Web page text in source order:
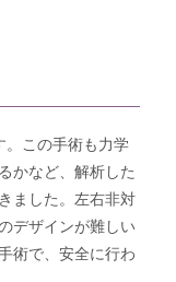
。この手術も力学
かなど、解析した
ました。左右非対
デザインが難しい
術で、安全に行わ